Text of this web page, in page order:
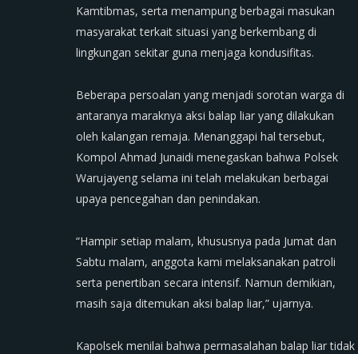
Kamtibmas, serta menampung berbagai masukan
masyarakat terkait situasi yang berkembang di
lingkungan sekitar guna menjaga kondusifitas.
Beberapa persoalan yang menjadi sorotan warga di
antaranya maraknya aksi balap liar yang dilakukan
oleh kalangan remaja. Menanggapi hal tersebut,
Kompol Ahmad Junaidi menegaskan bahwa Polsek
Warujayeng selama ini telah melakukan berbagai
upaya pencegahan dan penindakan.
“Hampir setiap malam, khususnya pada Jumat dan
Sabtu malam, anggota kami melaksanakan patroli
serta penertiban secara intensif. Namun demikian,
masih saja ditemukan aksi balap liar,” ujarnya.
Kapolsek menilai bahwa permasalahan balap liar tidak